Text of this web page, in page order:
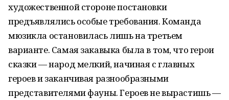
художественной стороне постановки
предъявлялись особые требования. Команда
мюзикла остановилась лишь на третьем
варианте. Самая закавыка была в том, что герои
сказки — народ мелкий, начиная с главных
героев и заканчивая разнообразными
представителями фауны. Героев не вырастишь —